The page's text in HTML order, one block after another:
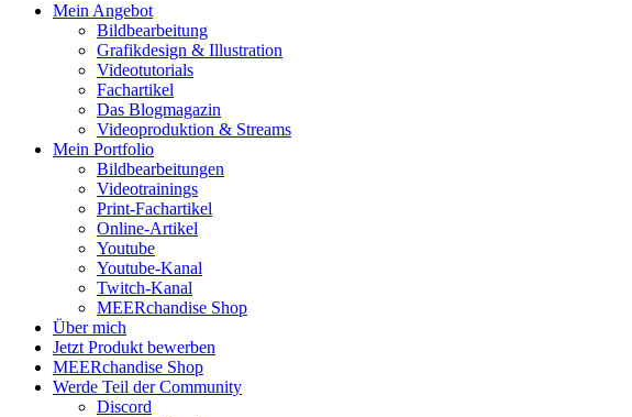
Mein Angebot
Bildbearbeitung
Grafikdesign & Illustration
Videotutorials
Fachartikel
Das Blogmagazin
Videoproduktion & Streams
Mein Portfolio
Bildbearbeitungen
Videotrainings
Print-Fachartikel
Online-Artikel
Youtube
Youtube-Kanal
Twitch-Kanal
MEERchandise Shop
Über mich
Jetzt Produkt bewerben
MEERchandise Shop
Werde Teil der Community
Discord